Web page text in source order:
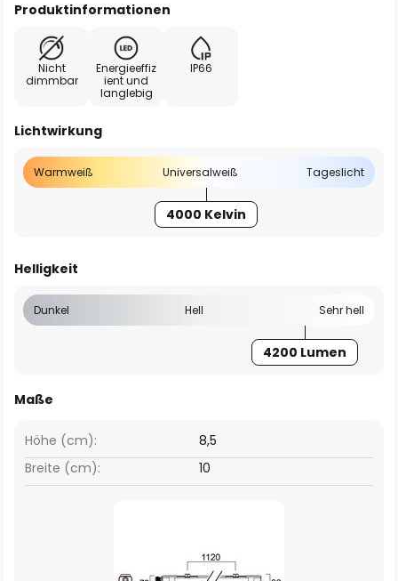
Produktinformationen
Nicht
dimmbar
Energieeffiz
ient und
langlebig
IP66
Lichtwirkung
Warmweiß Universalweiß Tageslicht
4000 Kelvin
Helligkeit
Dunkel Hell Sehr hell
4200 Lumen
Maße
Breite (cm): 10
Höhe (cm): 8,5